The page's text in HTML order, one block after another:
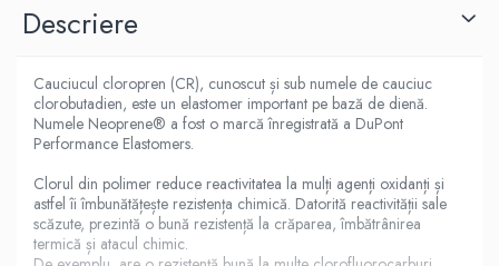
Descriere
Cauciucul cloropren (CR), cunoscut și sub numele de cauciuc
clorobutadien, este un elastomer important pe bază de dienă.
Numele Neoprene® a fost o marcă înregistrată a DuPont
Performance Elastomers.
Clorul din polimer reduce reactivitatea la mulți agenți oxidanți și
astfel îi îmbunătățește rezistența chimică. Datorită reactivității sale
scăzute, prezintă o bună rezistență la crăparea, îmbătrânirea
termică și atacul chimic.